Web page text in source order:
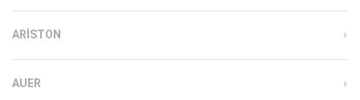
ARISTON
AUER